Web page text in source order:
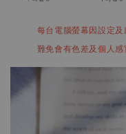
每台電腦螢幕因設定
難免會有色差及個人感